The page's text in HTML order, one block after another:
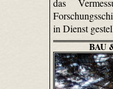
in Dienst
BAU